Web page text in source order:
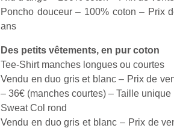
Poncho douceur – 100% coton – Prix
ans
Des petits vêtements, en pur coton
Tee-Shirt manches longues ou courtes
Vendu en duo gris et blanc – Prix de
– 36€ (manches courtes) – Taille unique
Sweat Col rond
Vendu en duo gris et blanc – Prix de
apprentissage…